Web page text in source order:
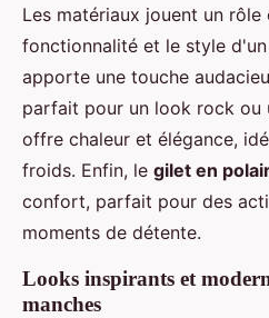
Les matériaux jouent un rôle
fonctionnalité et le style
apporte une touche
parfait pour un look rock ou
offre chaleur et élégance,
froids. Enfin, le gilet en
confort, parfait pour des
moments de détente.
Looks inspirants et
manches